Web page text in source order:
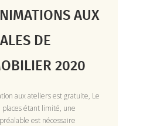
AUX
DE
2020
aux ateliers est gratuite, Le
étant limité, une
est nécessaire